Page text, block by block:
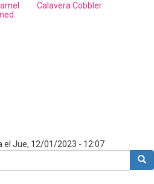
Calavera Cobbler
el Jue, 12/01/2023 - 12:07